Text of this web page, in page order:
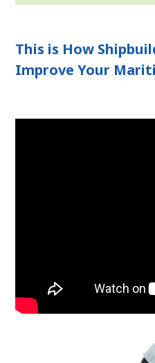
This is How
Improve Your